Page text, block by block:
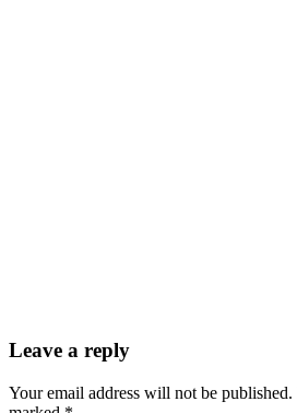
Leave a reply
Your email address will not be